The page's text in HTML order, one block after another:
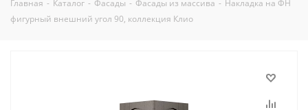
Главная - Каталог - Фасады - Фасады из массива - Накладка на ФН
фигурный внешний угол 90, коллекция Клио